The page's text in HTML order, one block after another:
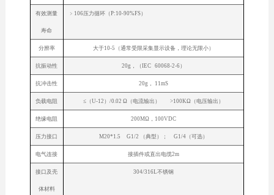
有效测量
寿命
﹥106压力循环（P:10-90%FS）
分辨率 大于10-5（通常受限采集显示设备，理论无限小）
抗振动性 20g，（IEC 60068-2-6）
抗冲击性 20g， 11mS
负载电阻 ≤（U-12）/0.02 Ω（电流输出） >100KΩ（电压输出）
绝缘电阻 200MΩ，100VDC
压力接口 M20*1.5 G1/2 （典型）； G1/4（可选）
电气连接 接插件或直出电缆2m
接口及壳
体材料
304/316L不锈钢